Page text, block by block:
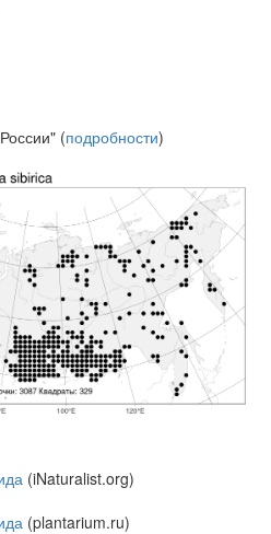
(подробности)
(iNaturalist.org)
(plantarium.ru)